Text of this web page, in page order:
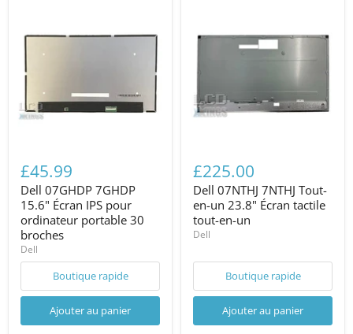
£45.99
Dell 07GHDP 7GHDP
15.6" Écran IPS pour
ordinateur portable 30
broches
Dell
Boutique rapide
Ajouter au panier
£225.00
Dell 07NTHJ 7NTHJ Tout-
en-un 23.8" Écran tactile
tout-en-un
Dell
Boutique rapide
Ajouter au panier